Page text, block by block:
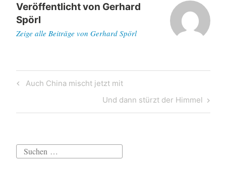
Veröffentlicht von Gerhard
Spörl
Zeige alle Beiträge von Gerhard Spörl
Beitragsnavigation
Previous
Auch China mischt jetzt mit
Next
Post
Und dann stürzt der Himmel
Suchen